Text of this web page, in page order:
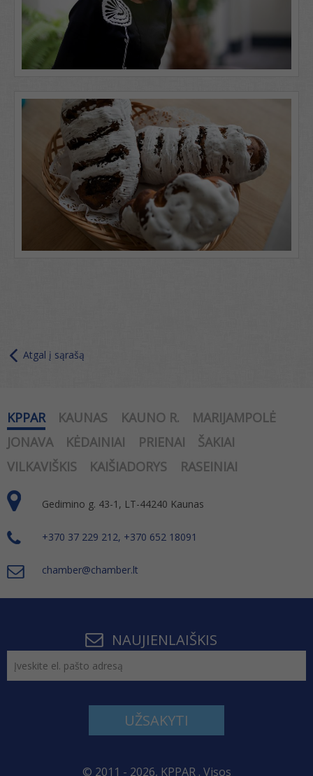
Atgal į sąrašą
KPPAR KAUNAS KAUNO R.
MARIJAMPOLĖ
JONAVA
KĖDAINIAI PRIENAI
ŠAKIAI
VILKAVIŠKIS
KAIŠIADORYS RASEINIAI
Gedimino g. 43-1, LT-44240 Kaunas
+370 37 229 212, +370 652 18091
chamber@chamber.lt
NAUJIENLAIŠKIS
UŽSAKYTI
© 2011 - 2026, KPPAR . Visos